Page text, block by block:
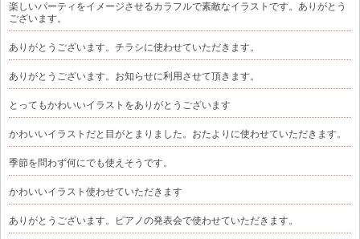
楽しいパーティをイメージさせるカラフルで素敵なイラストです。ありがとう
ございます。
ありがとうございます。チラシに使わせていただきます。
ありがとうございます。お知らせに利用させて頂きます。
とってもかわいいイラストをありがとうございます
かわいいイラストだと目がとまりました。おたよりに使わせていただきます。
季節を問わず何にでも使えそうです。
かわいいイラスト使わせていただきます
ありがとうございます。ピアノの発表会で使わせていただきます。